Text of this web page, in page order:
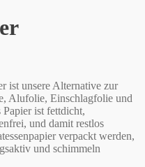
ist unsere Alternative zur
Alufolie, Einschlagfolie und
ist fettdicht,
und damit restlos
verpackt werden,
und schimmeln